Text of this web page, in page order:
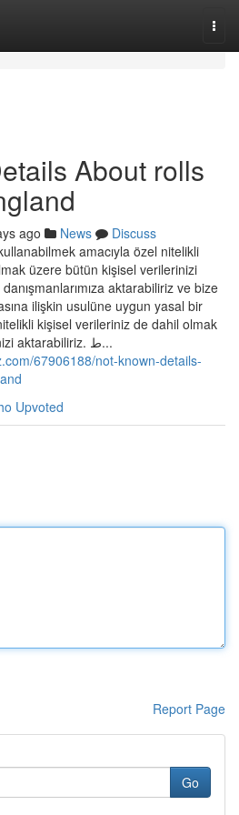
About rolls
ago News
Discuss
amacıyla özel nitelikli
üzere bütün kişisel verilerinizi
aktarabiliriz ve bize
ilişkin usulüne uygun yasal bir
kişisel verileriniz de dahil olmak
üzere bütün kişisel verilerinizi aktarabiliriz. ط...
67906188/not-known-details-
Upvoted
Report Page
Go